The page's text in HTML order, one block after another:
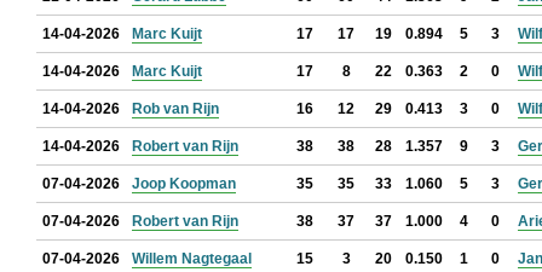
14-04-2026 Marc Kuijt 17 17 19 0.894 5 3
14-04-2026 Marc Kuijt 17 8 22 0.363 2 0
14-04-2026 Rob van Rijn 16 12 29 0.413 3 0
14-04-2026 Robert van Rijn 38 38 28 1.357 9 3
07-04-2026 Joop Koopman 35 35 33 1.060 5 3
07-04-2026 Robert van Rijn 38 37 37 1.000 4 0
07-04-2026 Willem Nagtegaal 15 3 20 0.150 1 0